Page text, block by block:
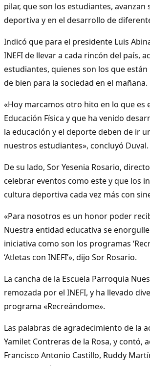
pilar, que son los estudiantes,
deportiva y en el desarrollo de
Indicó que para el presidente Luis
INEFI de llevar a cada rincón del país,
estudiantes, quienes son los que
de bien para la sociedad en el mañana.
«Hoy marcamos otro hito en lo que
Educación Física y que ha venido
la educación y el deporte deben de ir
nuestros estudiantes», concluyó Duval.
De su lado, Sor Yesenia Rosario,
celebrar eventos como este y que los
cultura deportiva cada vez más con
«Para nosotros es un honor poder
Nuestra entidad educativa se
iniciativa como son los programas
‘Atletas con INEFI’», dijo Sor Rosario.
La cancha de la Escuela Parroquia
remozada por el INEFI, y ha llevado
programa «Recreándome».
Las palabras de agradecimiento de la
Yamilet Contreras de la Rosa, y contó,
Francisco Antonio Castillo, Ruddy